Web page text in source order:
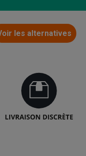
les alternatives